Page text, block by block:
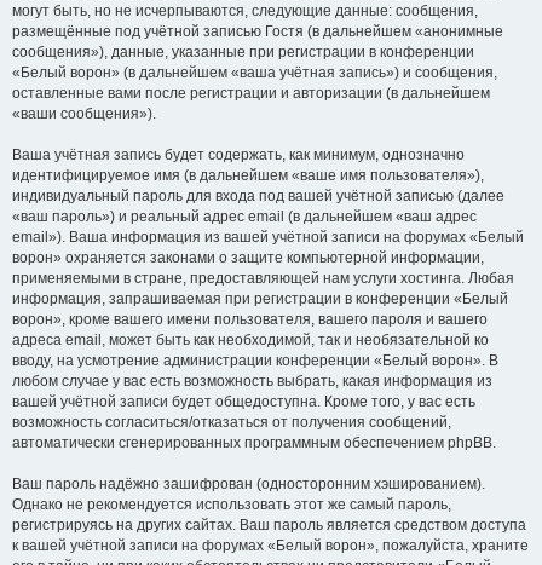
могут быть, но не исчерпываются, следующие данные: сообщения,
размещённые под учётной записью Гостя (в дальнейшем «анонимные
сообщения»), данные, указанные при регистрации в конференции
«Белый ворон» (в дальнейшем «ваша учётная запись») и сообщения,
оставленные вами после регистрации и авторизации (в дальнейшем
«ваши сообщения»).
Ваша учётная запись будет содержать, как минимум, однозначно
идентифицируемое имя (в дальнейшем «ваше имя пользователя»),
индивидуальный пароль для входа под вашей учётной записью (далее
«ваш пароль») и реальный адрес email (в дальнейшем «ваш адрес
email»). Ваша информация из вашей учётной записи на форумах «Белый
ворон» охраняется законами о защите компьютерной информации,
применяемыми в стране, предоставляющей нам услуги хостинга. Любая
информация, запрашиваемая при регистрации в конференции «Белый
ворон», кроме вашего имени пользователя, вашего пароля и вашего
адреса email, может быть как необходимой, так и необязательной ко
вводу, на усмотрение администрации конференции «Белый ворон». В
любом случае у вас есть возможность выбрать, какая информация из
вашей учётной записи будет общедоступна. Кроме того, у вас есть
возможность согласиться/отказаться от получения сообщений,
автоматически сгенерированных программным обеспечением phpBB.
Ваш пароль надёжно зашифрован (односторонним хэшированием).
Однако не рекомендуется использовать этот же самый пароль,
регистрируясь на других сайтах. Ваш пароль является средством доступа
к вашей учётной записи на форумах «Белый ворон», пожалуйста, храните